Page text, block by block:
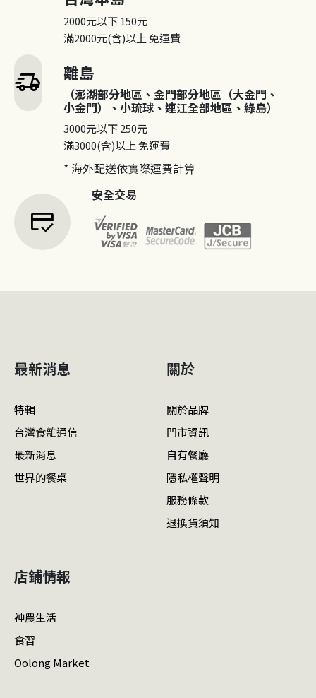
delivery_truck_speed
2000元以下150元
滿2000元(含)以上免運費
離島
（澎湖部分地區、金門部分地區（大金門、
小金門）、小琉球、連江全部地區、綠島）
3000元以下250元
滿3000(含)以上免運費
* 海外配送依實際運費計算
credit_score
安全交易
最新消息
特輯
台灣食雜通信
最新消息
世界的餐桌
關於
關於品牌
門市資訊
自有餐廳
隱私權聲明
服務條款
退換貨須知
店鋪情報
神農生活
食習
Oolong Market